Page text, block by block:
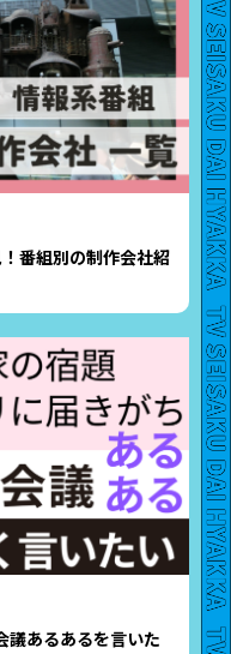
番組別の制作会社紹
議あるあるを言いた